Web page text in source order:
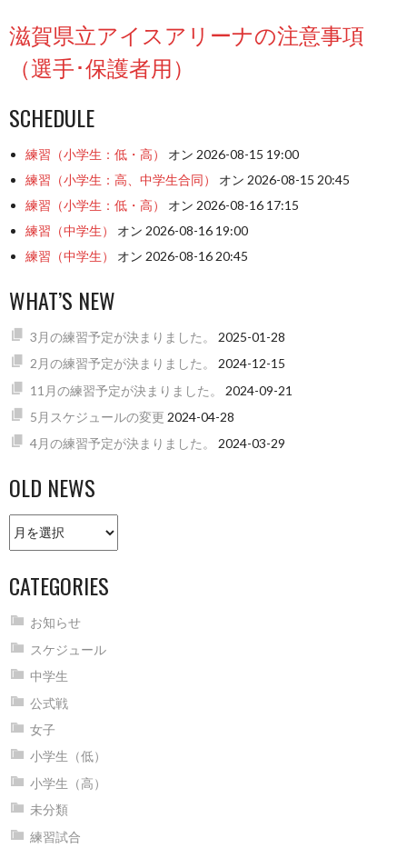
滋賀県立アイスアリーナの注意事項
（選手･保護者用）
SCHEDULE
練習（小学生：低・高）
オン 2026-08-15 19:00
練習（小学生：高、中学生合同）
オン 2026-08-15 20:45
練習（小学生：低・高）
オン 2026-08-16 17:15
練習（中学生）
オン 2026-08-16 19:00
練習（中学生）
オン 2026-08-16 20:45
WHAT’S NEW
3月の練習予定が決まりました。
2025-01-28
2月の練習予定が決まりました。
2024-12-15
11月の練習予定が決まりました。
2024-09-21
5月スケジュールの変更 2024-04-28
4月の練習予定が決まりました。
2024-03-29
OLD NEWS
Old
news
CATEGORIES
お知らせ
スケジュール
中学生
公式戦
女子
小学生（低）
小学生（高）
未分類
練習試合